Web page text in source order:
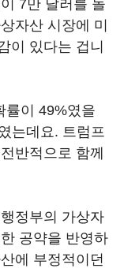
7만 달러를 돌
자산 시장에 미
이 있다는 겁니
률이 49%였을
는데요. 트럼프
반적으로 함께
정부의 가상자
공약을 반영하
에 부정적이던